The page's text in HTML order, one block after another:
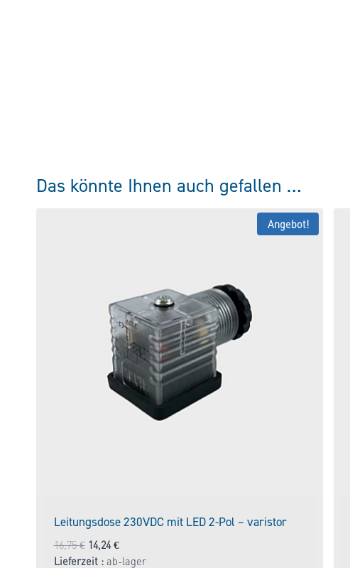
Das könnte Ihnen auch gefallen …
Angebot!
Leitungsdose 230VDC mit LED 2-Pol – varistor
16,75€ Ursprünglicher
Preis
14,24€Aktueller
Preis
Lieferzeit : ab-lager